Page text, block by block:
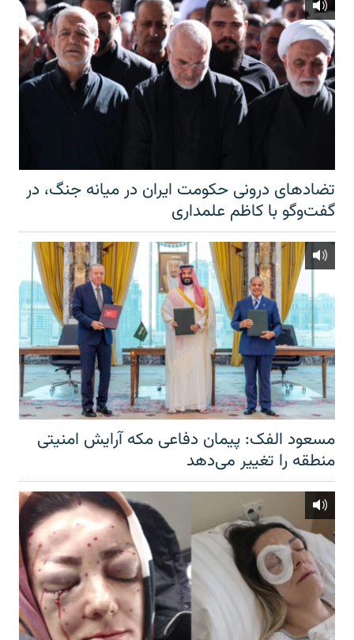
تضادهای درونی حکومت ایران در میانه جنگ، در
گفت‌‌وگو با کاظم علمداری
مسعود الفک: پیمان دفاعی مکه آرایش امنیتی
منطقه را تغییر می‌دهد